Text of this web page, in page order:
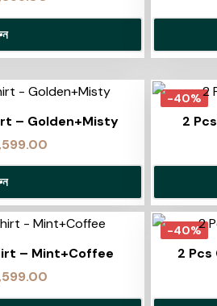
– Golden+Misty
-40%
2
– Mint+Coffee
-40%
2